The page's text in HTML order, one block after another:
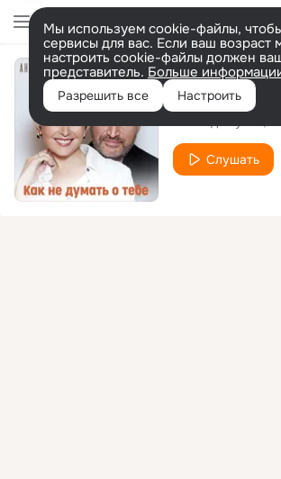
Мы используем cookie-файлы,
сервисы для вас. Если ваш возраст
настроить cookie-файлы должен
представитель. Больше
Разрешить все Настроить
Слушать